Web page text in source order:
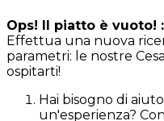
Ops! Il piatto è vuoto!
Effettua una nuova
parametri: le nostre
ospitarti!
Hai bisogno di
un'esperienza?